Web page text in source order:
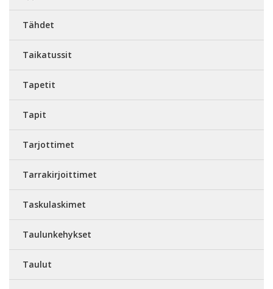
Tähdet
Taikatussit
Tapetit
Tapit
Tarjottimet
Tarrakirjoittimet
Taskulaskimet
Taulunkehykset
Taulut